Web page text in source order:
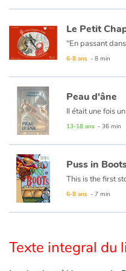
Blog
Actualités
Par thématique
Rencontres et témoignages
Contes d'ici et d'ailleurs
Autour de la lecture
Apprendre à lire
Livre audio
Le Petit
6-8 ans - 8 min
Peau d'âne
13-18 ans - 36 min
Puss in
6-8 ans - 7 min
Texte integral du